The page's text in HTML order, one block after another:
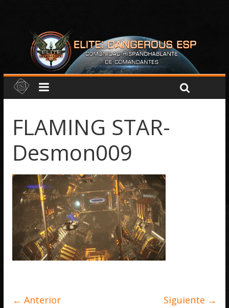
FLAMING STAR-
Desmon009
← Anterior Siguiente →